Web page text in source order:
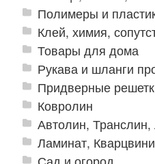
Полимеры и
Клей, химия,
Товары для дома
Рукава и шланги
Придверные
Ковролин
Автолин,
Ламинат,